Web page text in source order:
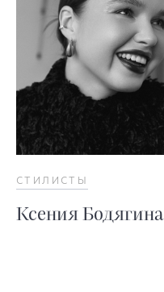
СТИЛИСТЫ
Ксения Бодягина